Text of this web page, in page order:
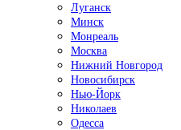
Луганск
Минск
Монреаль
Москва
Нижний Новгород
Новосибирск
Нью-Йорк
Николаев
Одесса